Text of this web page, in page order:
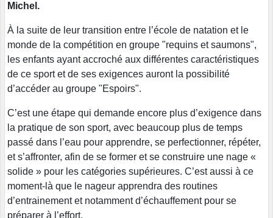
Michel.
À la suite de leur transition entre l’école de natation et le
monde de la compétition en groupe "requins et saumons",
les enfants ayant accroché aux différentes caractéristiques
de ce sport et de ses exigences auront la possibilité
d’accéder au groupe "Espoirs".
C’est une étape qui demande encore plus d’exigence dans
la pratique de son sport, avec beaucoup plus de temps
passé dans l’eau pour apprendre, se perfectionner, répéter,
et s’affronter, afin de se former et se construire une nage «
solide » pour les catégories supérieures. C’est aussi à ce
moment-là que le nageur apprendra des routines
d’entrainement et notamment d’échauffement pour se
préparer à l’effort.